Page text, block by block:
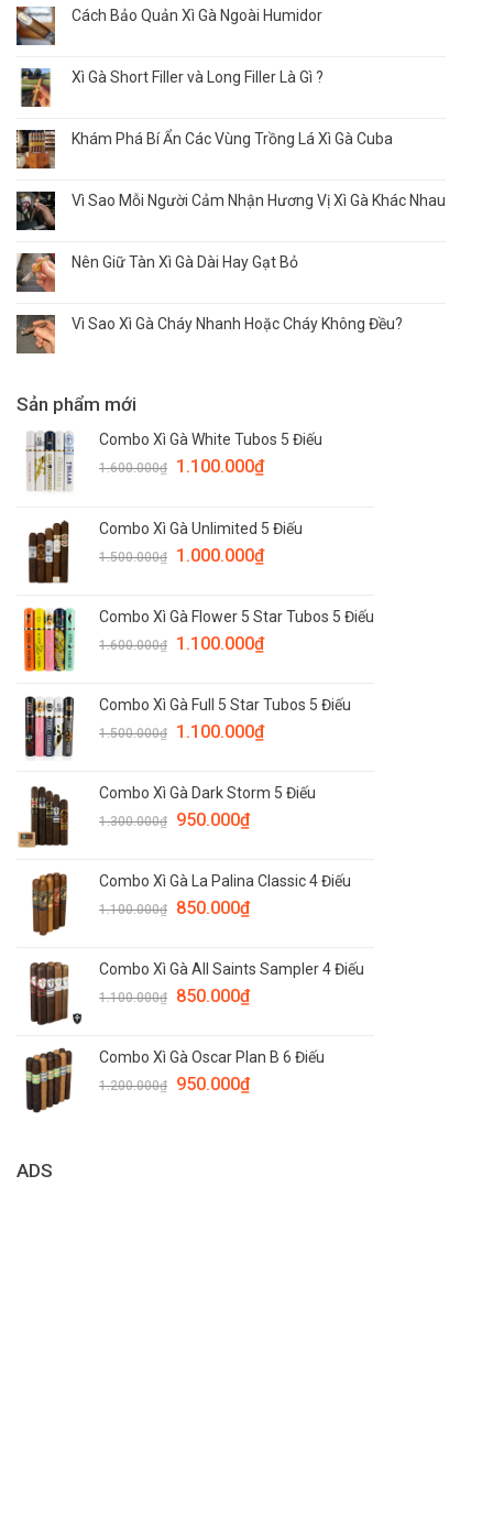
Cách Bảo Quản Xì Gà Ngoài Humidor
Xì Gà Short Filler và Long Filler Là Gì ?
Khám Phá Bí Ẩn Các Vùng Trồng Lá Xì Gà Cuba
Vì Sao Mỗi Người Cảm Nhận Hương Vị Xì Gà Khác Nhau
Nên Giữ Tàn Xì Gà Dài Hay Gạt Bỏ
Vì Sao Xì Gà Cháy Nhanh Hoặc Cháy Không Đều?
Sản phẩm mới
Combo Xì Gà White Tubos 5 Điếu
1.600.000₫ 1.100.000₫
Combo Xì Gà Unlimited 5 Điếu
1.500.000₫ 1.000.000₫
Combo Xì Gà Flower 5 Star Tubos 5 Điếu
1.600.000₫ 1.100.000₫
Combo Xì Gà Full 5 Star Tubos 5 Điếu
1.500.000₫ 1.100.000₫
Combo Xì Gà Dark Storm 5 Điếu
1.300.000₫ 950.000₫
Combo Xì Gà La Palina Classic 4 Điếu
1.100.000₫ 850.000₫
Combo Xì Gà All Saints Sampler 4 Điếu
1.100.000₫ 850.000₫
Combo Xì Gà Oscar Plan B 6 Điếu
1.200.000₫ 950.000₫
ADS